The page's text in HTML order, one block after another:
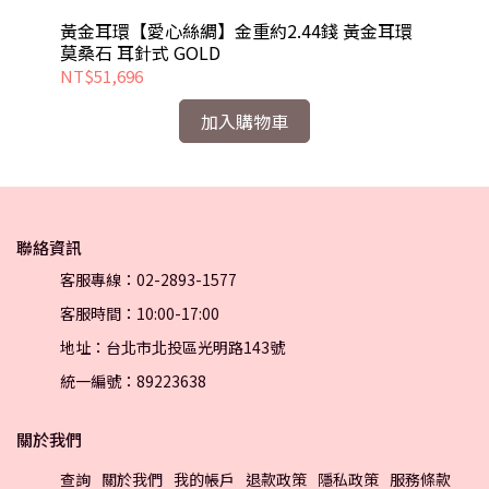
黃金耳環【愛心絲綢】金重約2.44錢 黃金耳環
莫桑石 耳針式 GOLD
NT$51,696
加入購物車
聯絡資訊
客服專線：02-2893-1577
客服時間：10:00-17:00
地址：台北市北投區光明路143號
統一編號：89223638
關於我們
查詢 關於我們 我的帳戶 退款政策 隱私政策 服務條款